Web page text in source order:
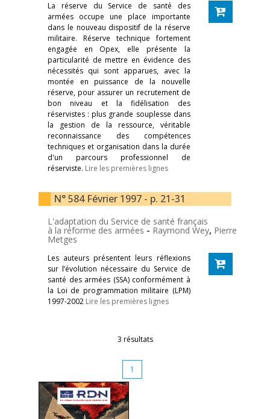
La réserve du Service de santé des
armées occupe une place importante
dans le nouveau dispositif de la réserve
militaire. Réserve technique fortement
engagée en Opex, elle présente la
particularité de mettre en évidence des
nécessités qui sont apparues, avec la
montée en puissance de la nouvelle
réserve, pour assurer un recrutement de
bon niveau et la fidélisation des
réservistes : plus grande souplesse dans
la gestion de la ressource, véritable
reconnaissance des compétences
techniques et organisation dans la durée
d'un parcours professionnel de
réserviste. Lire les premières lignes
N° 584 Février 1997 - p. 21-31
L'adaptation du Service de santé français
à la réforme des armées - Raymond Wey, Pierre
Metges
Les auteurs présentent leurs réflexions
sur l’évolution nécessaire du Service de
santé des armées (SSA) conformément à
la Loi de programmation militaire (LPM)
1997-2002 Lire les premières lignes
3 résultats
1